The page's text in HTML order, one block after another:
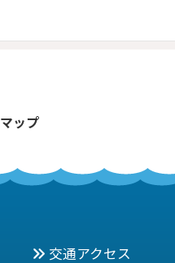
ップ
交通アクセス